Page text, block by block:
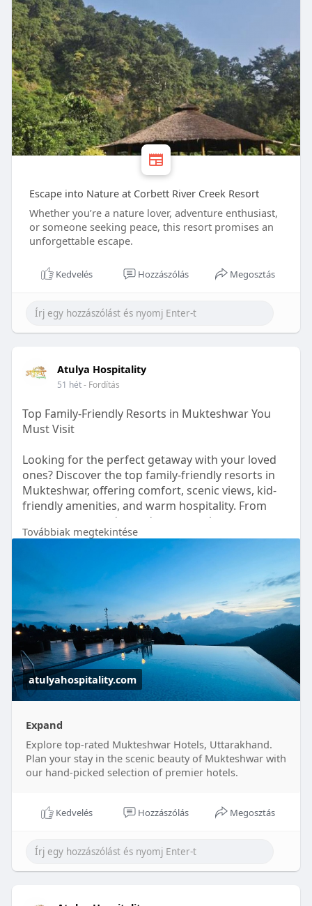
Escape into Nature at Corbett River Creek Resort
Whether you’re a nature lover, adventure enthusiast,
or someone seeking peace, this resort promises an
unforgettable escape.
Kedvelés Hozzászólás Megosztás
Atulya Hospitality
51 hét- Fordítás
Top Family-Friendly Resorts in Mukteshwar You
Must Visit
Looking for the perfect getaway with your loved
ones? Discover the top family-friendly resorts in
Mukteshwar, offering comfort, scenic views, kid-
friendly amenities, and warm hospitality. From
cozy stays to outdoor adventures, these resorts
ensure unforgettable family moments amidst the
serene Himalayan beauty. A perfect blend of
For More Info Visit:
https://atulyahospitality.com/....uttarakhand/mukt
eshw
Továbbiak megtekintése
atulyahospitality.com
Expand
Explore top-rated Mukteshwar Hotels, Uttarakhand.
Plan your stay in the scenic beauty of Mukteshwar with
our hand-picked selection of premier hotels.
Kedvelés Hozzászólás Megosztás